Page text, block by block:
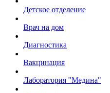
Детское отделение
Врач на дом
Диагностика
Вакцинация
Лаборатория "Медина"